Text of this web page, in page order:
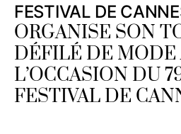
FESTIVAL DE
ORGANISE SON
DÉFILÉ DE MODE
L’OCCASION DU
FESTIVAL DE